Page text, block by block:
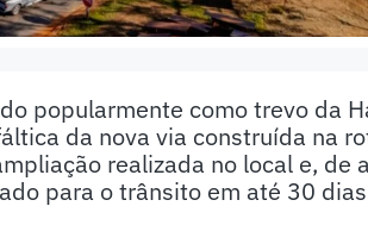
popularmente como trevo da
da nova via construída na
realizada no local e, de
para o trânsito em até 30